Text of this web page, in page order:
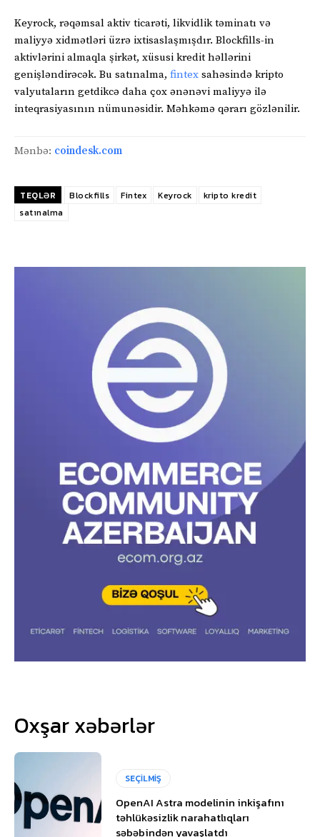
Keyrock, rəqəmsal aktiv ticarəti, likvidlik təminatı və
maliyyə xidmətləri üzrə ixtisaslaşmışdır. Blockfills-in
aktivlərini almaqla şirkət, xüsusi kredit həllərini
genişləndirəcək. Bu satınalma, fintex sahəsində kripto
valyutaların getdikcə daha çox ənənəvi maliyyə ilə
inteqrasiyasının nümunəsidir. Məhkəmə qərarı gözlənilir.
Mənbə: coindesk.com
TEQLƏR Blockfills Fintex Keyrock
kripto kredit
satınalma
Oxşar xəbərlər
SEÇİLMİŞ
OpenAI Astra modelinin inkişafını
təhlükəsizlik narahatlıqları
səbəbindən yavaşlatdı